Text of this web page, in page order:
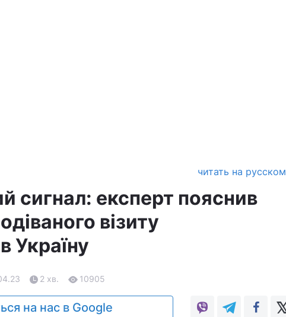
читать на русском
сигнал: експерт пояснив
візиту
Україну
2 хв. 10905
на нас в Google